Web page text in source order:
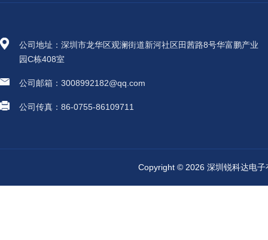
公司地址：深圳市龙华区观澜街道新河社区田茜路8号华富鹏产业
园C栋408室
公司邮箱：3008992182@qq.com
公司传真：86-0755-86109711
Copyright © 2026 深圳锐科达电